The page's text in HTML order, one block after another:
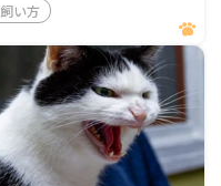
飼い方